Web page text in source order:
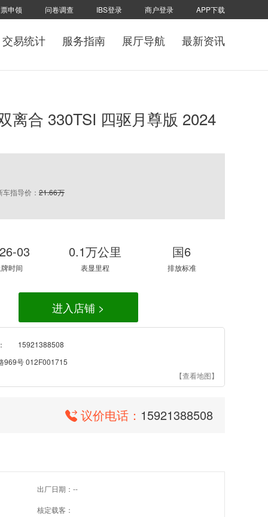
申领 问卷调查 IBS登录 商户登录 APP下载
交易统计 服务指南 展厅导航 最新资讯
离合 330TSI 四驱月尊版 2024
车指导价： 21.66万
03
时间
0.1万公里
表显里程
国6
排放标准
进入店铺 >
15921388508
969号 012F001715
【查看地图】
议价电话： 15921388508
出厂日期：--
核定载客：